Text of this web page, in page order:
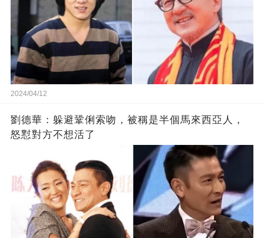
2024/04/12
劉德華：躲避鞏俐索吻，被稱是半個馬來西亞人，
怒懟對方不想活了